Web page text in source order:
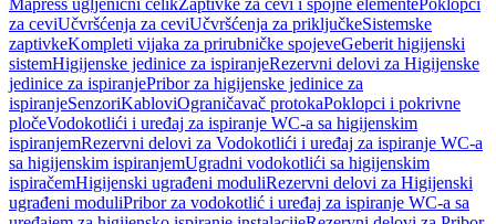
Mapress ugljenični čelikZaptivke za cevi i spojne elementePoklopci
za ceviUčvršćenja za ceviUčvršćenja za priključkeSistemske
zaptivkeKompleti vijaka za prirubničke spojeveGeberit higijenski
sistemHigijenske jedinice za ispiranjeRezervni delovi za Higijenske
jedinice za ispiranjePribor za higijenske jedinice za
ispiranjeSenzoriKabloviOgraničavač protokaPoklopci i pokrivne
pločeVodokotlići i uređaj za ispiranje WC-a sa higijenskim
ispiranjemRezervni delovi za Vodokotlići i uređaj za ispiranje WC-a
sa higijenskim ispiranjemUgradni vodokotlići sa higijenskim
ispiračemHigijenski ugrađeni moduliRezervni delovi za Higijenski
ugrađeni moduliPribor za vodokotlić i uređaj za ispiranje WC-a sa